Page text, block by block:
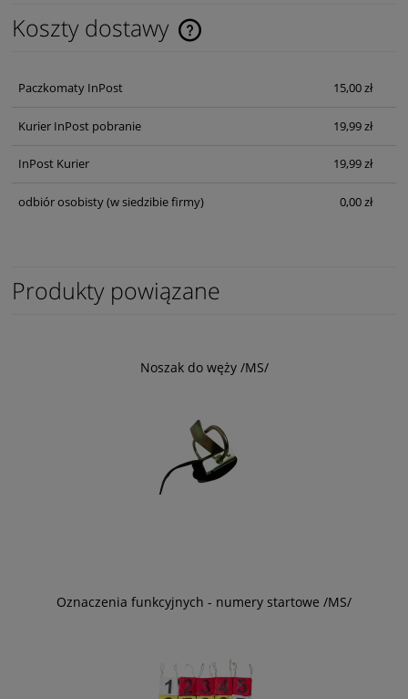
Koszty dostawy
Cena nie zawiera ewentualnych kosztów płatności
Paczkomaty InPost 15,00 zł
Kurier InPost pobranie 19,99 zł
InPost Kurier 19,99 zł
odbiór osobisty(w siedzibie firmy) 0,00 zł
Produkty powiązane
Noszak do węży /MS/
Oznaczenia funkcyjnych - numery startowe /MS/